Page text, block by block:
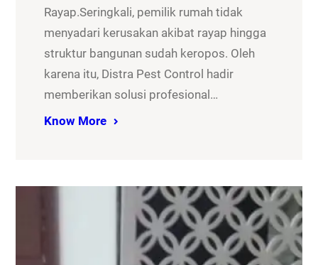
Rayap.Seringkali, pemilik rumah tidak
menyadari kerusakan akibat rayap hingga
struktur bangunan sudah keropos. Oleh
karena itu, Distra Pest Control hadir
memberikan solusi profesional…
Know More